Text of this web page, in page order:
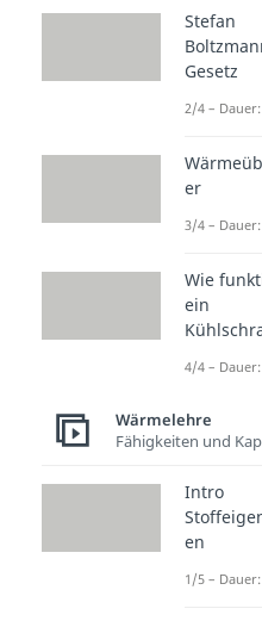
Die
Ebene
Wenn
sich
innen
und
Doch
auch
haben
T
Stefan
Gesetz
2/4 –
er
3/4 –
Wie
ein
4/4 –
Wärmelehre
Fähigkeiten und
Intro
en
1/5 –